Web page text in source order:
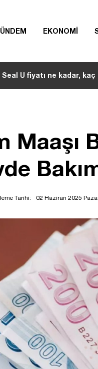
EKONOMİ
Seal U fiyatı ne kadar, kaç
Maaşı
Tarihi: 02 Haziran 2025